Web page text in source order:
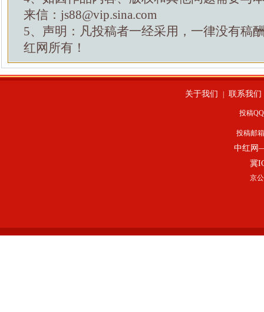
来信：js88@vip.sina.com
5、声明：凡投稿者一经采用，一律没有稿
红网所有！
关于我们 联系我们
投稿
投稿邮
中红网
冀
京